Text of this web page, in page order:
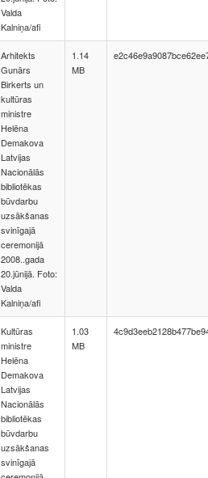
Valda
Kalniņa/afi
Arhitekts
Gunārs
Birkerts un
kultūras
ministre
Helēna
Demakova
Latvijas
Nacionālās
bibliotēkas
būvdarbu
uzsākšanas
svinīgajā
ceremonijā
2008..gada
20.jūnijā. Foto:
Valda
Kalniņa/afi
1.14
MB
Kultūras
ministre
Helēna
Demakova
Latvijas
Nacionālās
bibliotēkas
būvdarbu
uzsākšanas
svinīgajā
1.03
MB